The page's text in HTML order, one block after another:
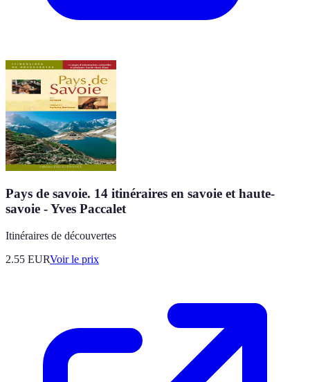
Pays de savoie. 14 itinéraires en savoie et haute-
savoie - Yves Paccalet
Itinéraires de découvertes
2.55 EURVoir le prix